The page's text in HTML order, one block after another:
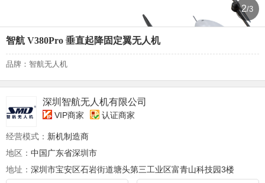
2/3
智航 V380Pro 垂直起降固定翼无人机
品牌：智航无人机
深圳智航无人机有限公司
VIP商家 认证商家
经营模式： 新机制造商
地区： 中国广东省深圳市
地址： 深圳市宝安区石岩街道塘头第三工业区富青山科技园3楼